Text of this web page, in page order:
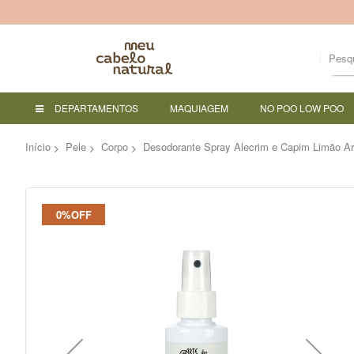
DEPARTAMENTOS MAQUIAGEM NO POO LOW POO
Início Pele Corpo Desodorante Spray Alecrim e Capim Limão
Pular
para
0%OFF